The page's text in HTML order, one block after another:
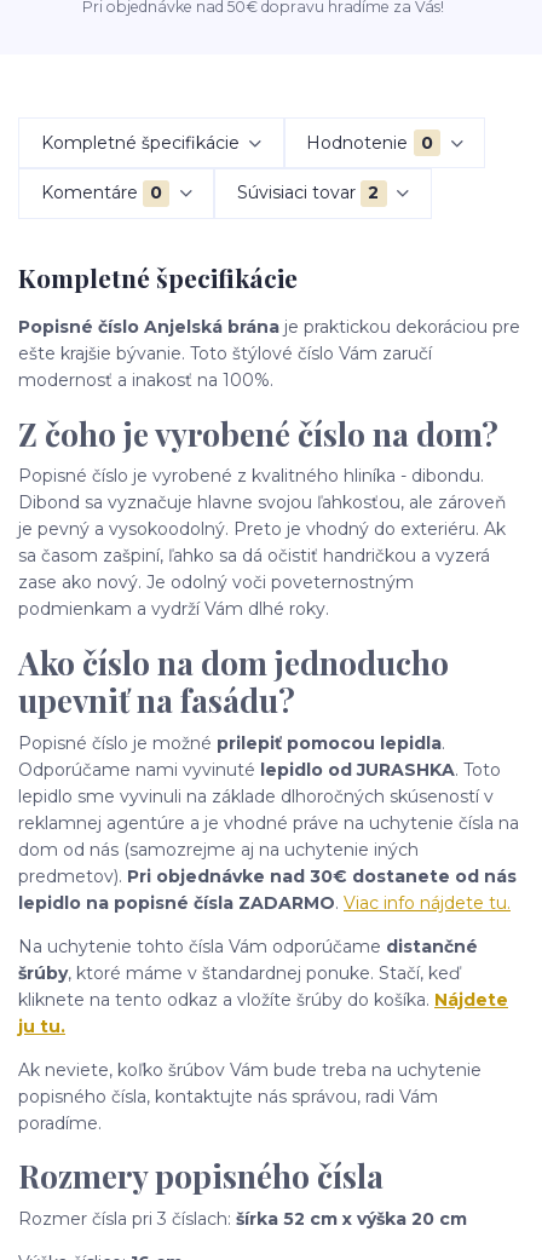
Pri objednávke nad 50€ dopravu hradíme za Vás!
Kompletné špecifikácie Hodnotenie 0
Komentáre 0 Súvisiaci tovar 2
Kompletné špecifikácie
Popisné číslo Anjelská brána je praktickou dekoráciou pre
ešte krajšie bývanie. Toto štýlové číslo Vám zaručí
modernosť a inakosť na 100%.
Z čoho je vyrobené číslo na dom?
Popisné číslo je vyrobené z kvalitného hliníka - dibondu.
Dibond sa vyznačuje hlavne svojou ľahkosťou, ale zároveň
je pevný a vysokoodolný. Preto je vhodný do exteriéru. Ak
sa časom zašpiní, ľahko sa dá očistiť handričkou a vyzerá
zase ako nový. Je odolný voči poveternostným
podmienkam a vydrží Vám dlhé roky.
Ako číslo na dom jednoducho
upevniť na fasádu?
Popisné číslo je možné prilepiť pomocou lepidla.
Odporúčame nami vyvinuté lepidlo od JURASHKA. Toto
lepidlo sme vyvinuli na základe dlhoročných skúseností v
reklamnej agentúre a je vhodné práve na uchytenie čísla na
dom od nás (samozrejme aj na uchytenie iných
predmetov). Pri objednávke nad 30€ dostanete od nás
lepidlo na popisné čísla ZADARMO. Viac info nájdete tu.
Na uchytenie tohto čísla Vám odporúčame distančné
šrúby, ktoré máme v štandardnej ponuke. Stačí, keď
kliknete na tento odkaz a vložíte šrúby do košíka. Nájdete
ju tu.
Ak neviete, koľko šrúbov Vám bude treba na uchytenie
popisného čísla, kontaktujte nás správou, radi Vám
poradíme.
Rozmery popisného čísla
Rozmer čísla pri 3 číslach: šírka 52 cm x výška 20 cm